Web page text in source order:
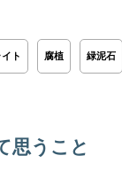
ト 腐植 緑泥石
思うこと